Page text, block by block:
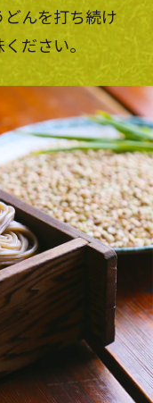
んを打ち続け
ださい。